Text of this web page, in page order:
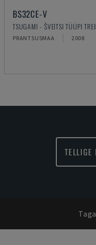
BS32CE-V
TSUGAMI - ŠVEITSI TÜÜPI
PRANTSUSMAA 2008